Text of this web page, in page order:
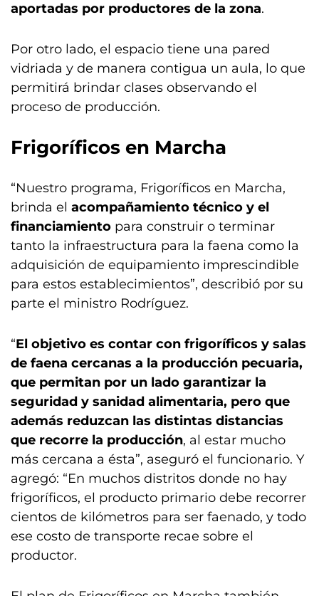
aportadas por productores de la zona.
Por otro lado, el espacio tiene una pared
vidriada y de manera contigua un aula, lo que
permitirá brindar clases observando el
proceso de producción.
Frigoríficos en Marcha
“Nuestro programa, Frigoríficos en Marcha,
brinda el acompañamiento técnico y el
financiamiento para construir o terminar
tanto la infraestructura para la faena como la
adquisición de equipamiento imprescindible
para estos establecimientos”, describió por su
parte el ministro Rodríguez.
“El objetivo es contar con frigoríficos y salas
de faena cercanas a la producción pecuaria,
que permitan por un lado garantizar la
seguridad y sanidad alimentaria, pero que
además reduzcan las distintas distancias
que recorre la producción, al estar mucho
más cercana a ésta”, aseguró el funcionario. Y
agregó: “En muchos distritos donde no hay
frigoríficos, el producto primario debe recorrer
cientos de kilómetros para ser faenado, y todo
ese costo de transporte recae sobre el
productor.